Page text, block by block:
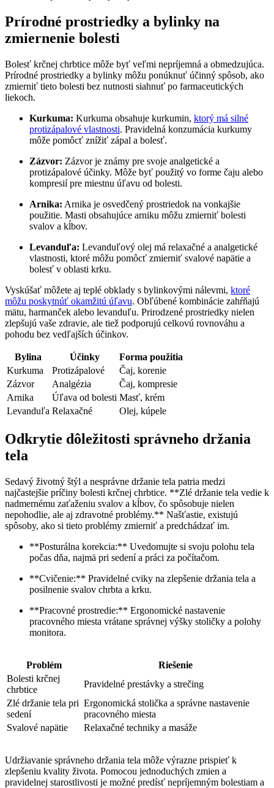
Prírodné prostriedky a bylinky na
zmiernenie bolesti
Bolesť krčnej chrbtice môže byť veľmi nepríjemná a obmedzujúca.
Prírodné prostriedky a bylinky môžu ponúknuť účinný spôsob, ako
zmierniť tieto bolesti bez nutnosti siahnuť po farmaceutických
liekoch.
Kurkuma: Kurkuma obsahuje kurkumin, ktorý má silné
protizápalové vlastnosti. Pravidelná konzumácia kurkumy
môže pomôcť znížiť zápal a bolesť.
Zázvor: Zázvor je známy pre svoje analgetické a
protizápalové účinky. Môže byť použitý vo forme čaju alebo
kompresií pre miestnu úľavu od bolesti.
Arnika: Arnika je osvedčený prostriedok na vonkajšie
použitie. Masti obsahujúce arniku môžu zmierniť bolesti
svalov a kĺbov.
Levanduľa: Levanduľový olej má relaxačné a analgetické
vlastnosti, ktoré môžu pomôcť zmierniť svalové napätie a
bolesť v oblasti krku.
Vyskúšať môžete aj teplé obklady s bylinkovými nálevmi, ktoré
môžu poskytnúť okamžitú úľavu. Obľúbené kombinácie zahŕňajú
mätu, harmanček alebo levanduľu. Prirodzené prostriedky nielen
zlepšujú vaše zdravie, ale tiež podporujú celkovú rovnováhu a
pohodu bez vedľajších účinkov.
Bylina Účinky
Forma použitia
Kurkuma
Protizápalové
Čaj, korenie
Zázvor
Analgézia
Čaj, kompresie
Arnika
Úľava od bolesti Masť, krém
Levanduľa Relaxačné Olej, kúpele
Odkrytie dôležitosti správneho držania
tela
Sedavý životný štýl a nesprávne držanie tela patria medzi
najčastejšie príčiny bolesti krčnej chrbtice. **Zlé držanie tela vedie k
nadmernému zaťaženiu svalov a kĺbov, čo spôsobuje nielen
nepohodlie, ale aj zdravotné problémy.** Našťastie, existujú
spôsoby, ako si tieto problémy zmierniť a predchádzať im.
**Posturálna korekcia:** Uvedomujte si svoju polohu tela
počas dňa, najmä pri sedení a práci za počítačom.
**Cvičenie:** Pravidelné cviky na zlepšenie držania tela a
posilnenie svalov chrbta a krku.
**Pracovné prostredie:** Ergonomické nastavenie
pracovného miesta vrátane správnej výšky stoličky a polohy
monitora.
Problém
Riešenie
Bolesti krčnej
chrbtice
Pravidelné prestávky a strečing
Zlé držanie tela pri
sedení
Ergonomická stolička a správne nastavenie
pracovného miesta
Svalové napätie
Relaxačné techniky a masáže
Udržiavanie správneho držania tela môže výrazne prispieť k
zlepšeniu kvality života. Pomocou jednoduchých zmien a
pravidelnej starostlivosti je možné predísť nepríjemným bolestiam a